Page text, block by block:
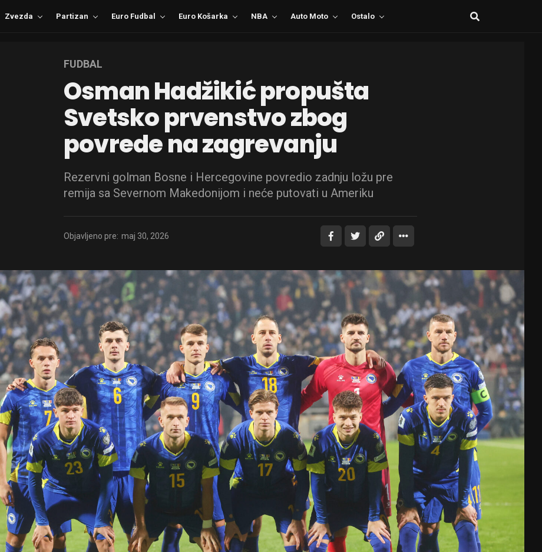
Zvezda Partizan Euro Fudbal Euro Košarka NBA Auto Moto Ostalo
FUDBAL
Osman Hadžikić propušta
Svetsko prvenstvo zbog
povrede na zagrevanju
Rezervni golman Bosne i Hercegovine povredio zadnju ložu pre
remija sa Severnom Makedonijom i neće putovati u Ameriku
Objavljeno pre: maj 30, 2026